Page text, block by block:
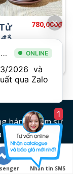
76
780,000₫
HÀNG
bán lẻ gốm sứ
các đối tác tại
đến cho
Nhắn tin SMS
Xưởng Gốm Việt - 094.1900.823 ONLINE
2026  và
qua Zalo
1